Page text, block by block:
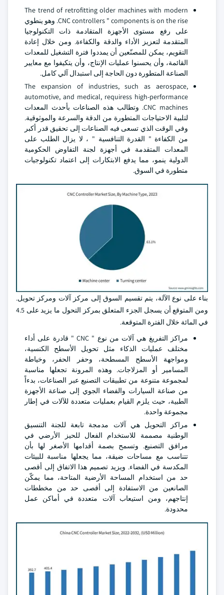
The trend of retrofitting older machines with modern
CNC controllers " components is on the rise. وهو ينطوي
على رفع مستوى الأجهزة المتقادمة ذات التكنولوجيا
المتقدمة لتعزيز الأداء والدقة والكفاءة. ومن خلال إعادة
التقويم، يمكن للمصنّعين أن يمددوا فترة التشغيل للمعدات
القائمة، وأن يحسنوا عمليات الإنتاج، وأن يتكيفوا مع معايير
الصناعة المتطورة دون الحاجة إلى استبدال آلي كامل.
The expansion of industries, such as aerospace,
automotive, and medical, requiress high-performance
CNC machines. وتطالب هذه الصناعات بأحدث المعدات
لتلبية الاحتياجات المتطورة من الدقة والسرعة والموثوقية.
وفي الوقت الذي تسعى فيه الصناعات إلى تحقيق قدر أكبر
من الكفاءة " القدرة التنافسية " ، لا يزال الطلب على
المعدات المتقدمة في أجهزة لجنة التفاوض الحكومية
الدولية ينمو، مما يدفع الابتكارات إلى اعتماد تكنولوجيات
متطورة في السوق.
بناء على نوع الآلة، يتم تقسيم السوق إلى مركز آلات ومركز تحويل.
ومن المتوقع أن يسجل الجزء المتعلق بمركز التحول ما يزيد على 4.5
في المائة خلال الفترة المتوقعة.
مراكز التفريغ هي آلات من نوع " CNC " قادرة على أداء
مختلف عمليات الذكاء مثل تحويل الأسطح الكنسية،
ومواجهة الأسطح المسطحة، وحفر الحفر، وخياطة
المسامير أو المزلاجات. وهذه المرونة تجعلها مناسبة
لمجموعة متنوعة من تطبيقات التصنيع عبر الصناعات، بدءاً
من صناعة السيارات والفضاء الجوي إلى صناعة الأجهزة
الطبية، حيث يلزم القيام بعمليات متعددة للآلات في إطار
مجموعة واحدة.
مراكز التحويل هي آلات مدمجة تابعة للجنة التنسيق
الوطنية مصممة للاستخدام الفعال للحيز الأرضي في
مرافق التصنيع. وتسمح بصمة أقدامها الأصغر لها بأن
تتناسب مع مساحات ضيقة، مما يجعلها مناسبة للبيئات
المكدسة في الفضاء. ويزيد تصميم هذا الاتفاق إلى أقصى
حد من استخدام المساحة الأرضية المتاحة، مما يمكّن
الصانعين من الاستفادة إلى أقصى حد من مخططات
إنتاجهم، ومن استيعاب آلات متعددة في أماكن عمل
محدودة.